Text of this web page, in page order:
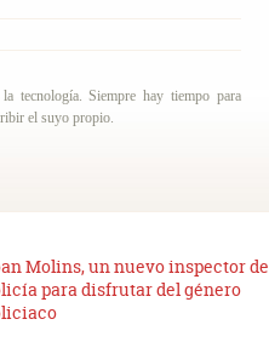
tecnología. Siempre hay tiempo para
el suyo propio.
Molins, un nuevo inspector de
para disfrutar del género